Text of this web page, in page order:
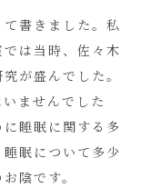
書きました。私
は当時、佐々木
が盛んでした。
ませんでした
睡眠に関する多
眠について多少
陰です。